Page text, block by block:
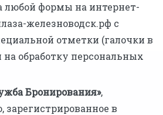
любой формы на интернет-
железноводск.рф с
отметки (галочки в
на обработку персональных
Бронирования»,
зарегистрированное в